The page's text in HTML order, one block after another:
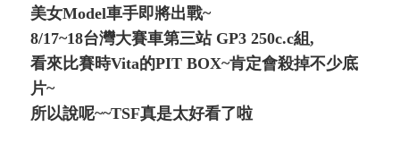
美女Model車手即將出戰~
8/17~18台灣大賽車第三站 GP3 250c.c組,
看來比賽時Vita的PIT BOX~肯定會殺掉不少底
片~
所以說呢~~TSF真是太好看了啦